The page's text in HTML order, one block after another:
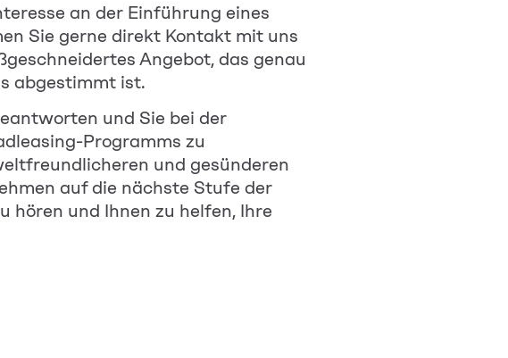
an der Einführung eines
Sie gerne direkt Kontakt mit uns
Angebot, das genau
abgestimmt ist.
und Sie bei der
Programms zu
und gesünderen
auf die nächste Stufe der
hören und Ihnen zu helfen, Ihre